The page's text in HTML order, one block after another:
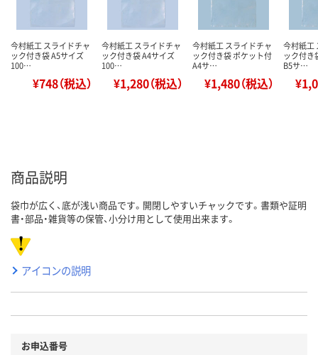
今村紙工 スライドチャ
ック付き袋 A5サイズ
100…
¥748（税込）
今村紙工 スライドチャ
ック付き袋 A4サイズ
100…
¥1,280（税込）
今村紙工 スライドチャ
ック付き袋 ポケット付
A4サ…
¥1,480（税込）
今村紙工
ック付き
B5サ…
商品説明
袋巾が広く、底が浅い商品です。開閉しやすいチャックです。書類や証明
書・部品・雑貨等の保管、小分け用として使用出来ます。
アイコンの説明
お申込番号